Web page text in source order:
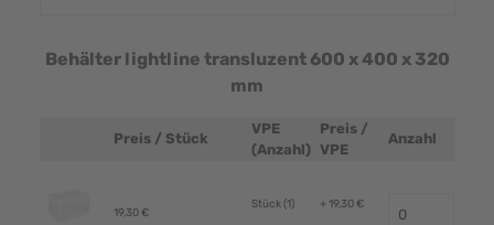
Behälter lightline transluzent 600 x 400 x 320
mm
Produktbild
Preis / Stück
VPE
(Anzahl)
Preis /
VPE
Anzahl
19,30 €
Stück (1) + 19,30 €